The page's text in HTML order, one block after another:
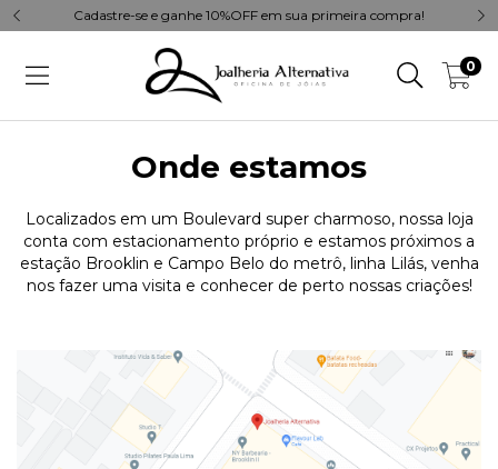
Cadastre-se e ganhe 10%OFF em sua primeira compra!
0
Onde estamos
Localizados em um Boulevard super charmoso, nossa loja
conta com estacionamento próprio e estamos próximos a
estação Brooklin e Campo Belo do metrô, linha Lilás, venha
nos fazer uma visita e conhecer de perto nossas criações!